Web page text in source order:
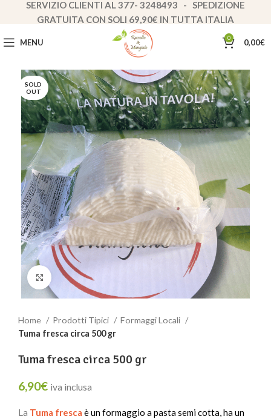
MENU 0 0,00€
SOLD
OUT
Clicca per ingrandire
Home Prodotti Tipici
Formaggi Locali
Tuma fresca circa 500 gr
Tuma fresca circa 500 gr
6,90€ iva inclusa
La Tuma fresca è un formaggio a pasta semi cotta, ha un
SERVIZIO CLIENTI AL 377- 3248493 - SPEDIZIONE
GRATUITA CON SOLI 69,90€ IN TUTTA ITALIA